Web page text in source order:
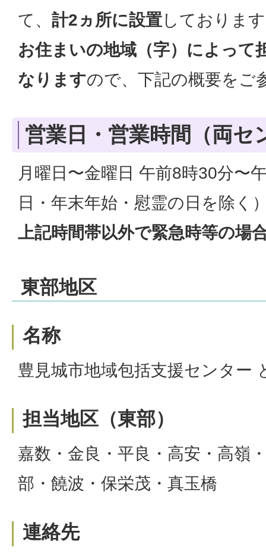
て、 計2ヵ所に設置しておりま
お住まいの地域（字）によって
なりますので、下記の概要をご
営業日・営業時間（両セ
月曜日〜金曜日 午前8時30分〜
日・年末年始・慰霊の日を除く
上記時間帯以外で緊急時等の場
東部地区
名称
豊見城市地域包括支援センター
担当地区（東部）
嘉数・金良・平良・高安・高嶺
部・饒波・保栄茂・真玉橋
連絡先